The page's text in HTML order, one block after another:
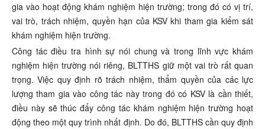
gia vào hoạt động khám nghiệm hiện trường; trong đó có vị trí,
vai trò, trách nhiệm, quyền hạn của KSV khi tham gia kiểm sát
khám nghiệm hiện trường.
Công tác điều tra hình sự nói chung và trong lĩnh vực khám
nghiệm hiện trường nói riêng, BLTTHS giữ một vai trò rất quan
trọng. Việc quy định rõ trách nhiệm, thẩm quyền của các lực
lượng tham gia vào công tác này trong đó có KSV là cần thiết,
điều này sẽ thúc đẩy công tác khám nghiệm hiện trường hoạt
động theo một quy trình nhất định. Do đó, BLTTHS cần quy định